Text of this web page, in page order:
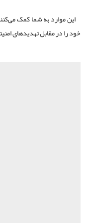
این موارد به شما کمک
خود را در مقابل تهدیدهای